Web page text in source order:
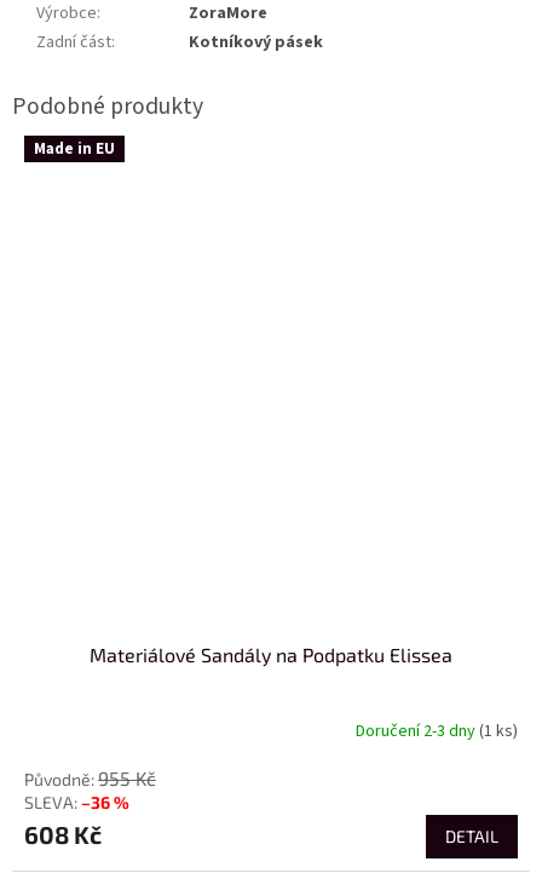
Výrobce:
ZoraMore
Zadní část: Kotníkový pásek
Made in EU
Materiálové Sandály na Podpatku Elissea
Doručení 2-3 dny(1 ks)
955 Kč
–36 %
608 Kč DETAIL